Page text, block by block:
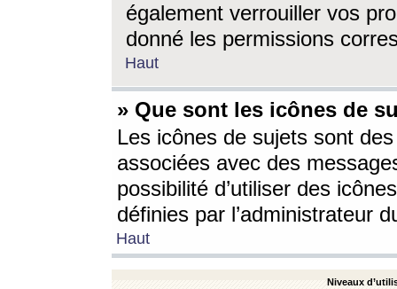
également verrouiller vos
donné les permissions
Haut
» Que sont les icônes de
Les icônes de sujets sont
associées avec des
possibilité d’utiliser des
définies par l’administrateur
Haut
Niveaux